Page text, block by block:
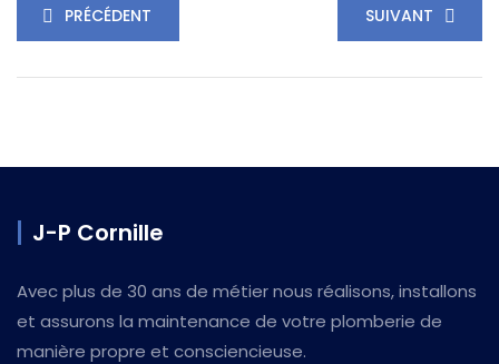
PRÉCÉDENT SUIVANT
J-P Cornille
Avec plus de 30 ans de métier nous réalisons, installons
et assurons la maintenance de votre plomberie de
manière propre et consciencieuse.